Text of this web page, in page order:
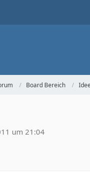
Board Bereich
um 21:04